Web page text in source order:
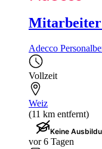
Adecco
Vollzeit
Weiz
(11 km entfernt)
Keine
vor 6 Tagen